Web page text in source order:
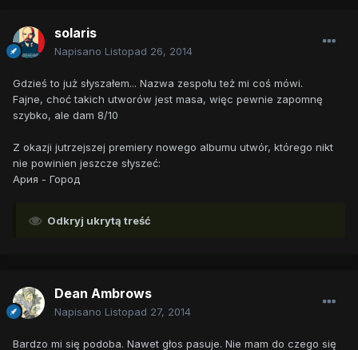
solaris
Napisano Listopad 26, 2014
Gdzieś to już słyszałem... Nazwa zespołu też mi coś mówi.
Fajne, choć takich utworów jest masa, więc pewnie zapomnę
szybko, ale dam 8/10
Z okazji jutrzejszej premiery nowego albumu utwór, którego nikt
nie powinien jeszcze słyszeć:
Ария - Город
Odkryj ukrytą treść
Dean Ambrows
Napisano Listopad 27, 2014
Bardzo mi się podoba. Nawet głos pasuje. Nie mam do czego się